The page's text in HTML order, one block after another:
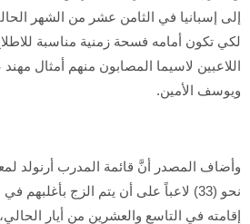
إلى إسبانيا في الثامن عشر من الشهر
لكي تكون أمامه فسحة زمنية مناسبة
اللاعبين لاسيما المصابون منهم أمثال
ويوسف الأمين.
وأضاف المصدر أنَّ قائمة المدرب أرنولد
نحو (33) لاعباً على أن يتم الزج بأغلبهم
إقامته في التاسع والعشرين من أيار الحالي،